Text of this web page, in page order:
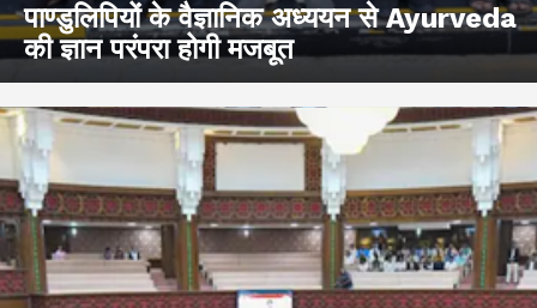
पाण्डुलिपियों के वैज्ञानिक अध्ययन से Ayurveda
की ज्ञान परंपरा होगी मजबूत